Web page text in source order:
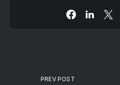
PREV POST